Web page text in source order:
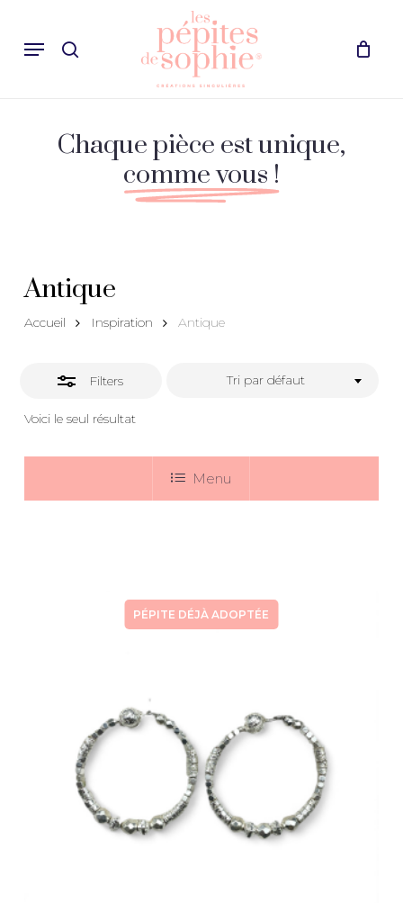
mainde
Menu Cart Close
Cart
Chaque pièce est unique,
comme vous !
Antique
Accueil Inspiration Antique
Filters
Voici le seul résultat
Tri par défaut
Close
Filters
Menu
PÉPITE DÉJÀ ADOPTÉE